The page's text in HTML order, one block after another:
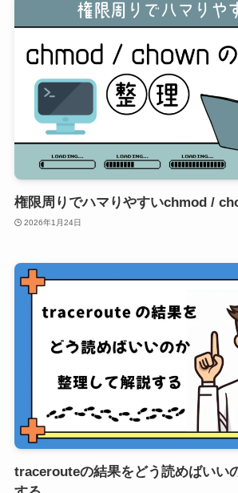
権限周りでハマりやすいchmod /
2026年1月24日
tracerouteの結果をどう読めばいい